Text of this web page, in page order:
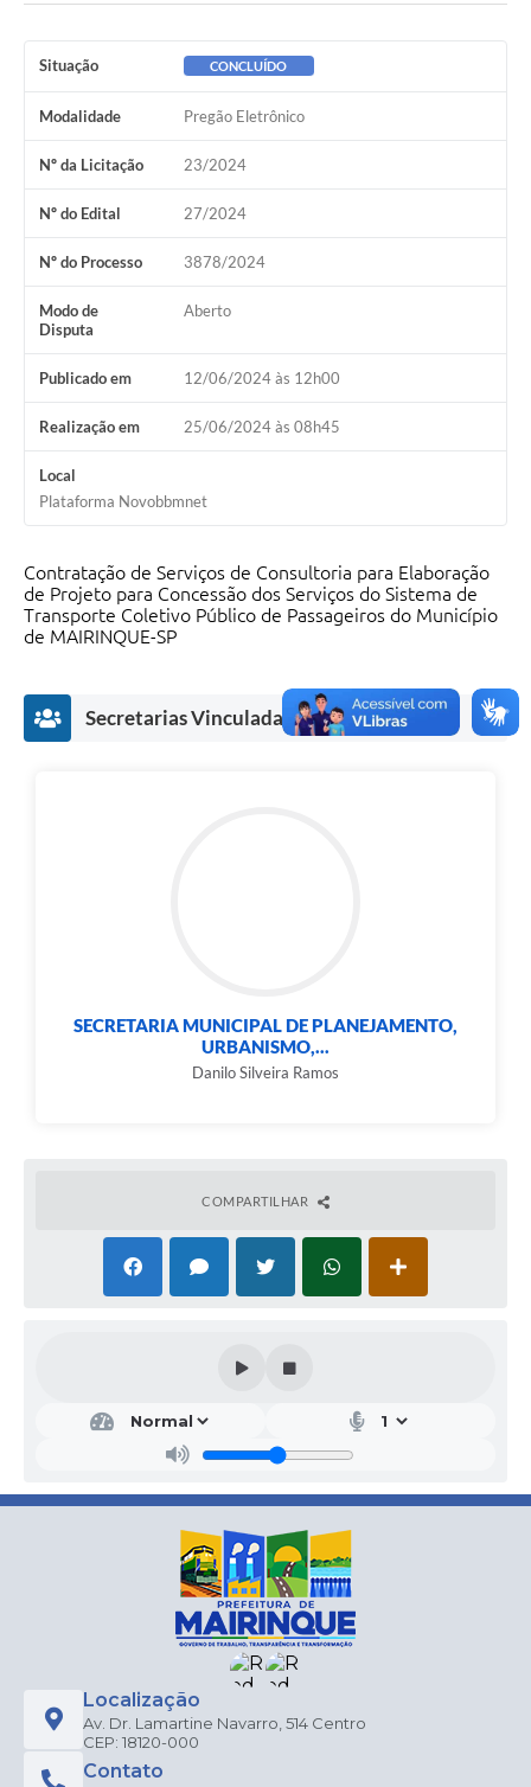
Situação CONCLUÍDO
Modalidade Pregão Eletrônico
Nº da Licitação 23/2024
Nº do Edital 27/2024
Nº do Processo 3878/2024
Modo de
Disputa
Aberto
Publicado em 12/06/2024 às 12h00
Realização em 25/06/2024 às 08h45
Local
Plataforma Novobbmnet
Contratação de Serviços de Consultoria para Elaboração
de Projeto para Concessão dos Serviços do Sistema de
Transporte Coletivo Público de Passageiros do Município
de MAIRINQUE-SP
Secretarias Vinculadas
SECRETARIA MUNICIPAL DE PLANEJAMENTO,
URBANISMO,...
Danilo Silveira Ramos
COMPARTILHAR
Localização
Av. Dr. Lamartine Navarro, 514 Centro
CEP: 18120-000
Contato